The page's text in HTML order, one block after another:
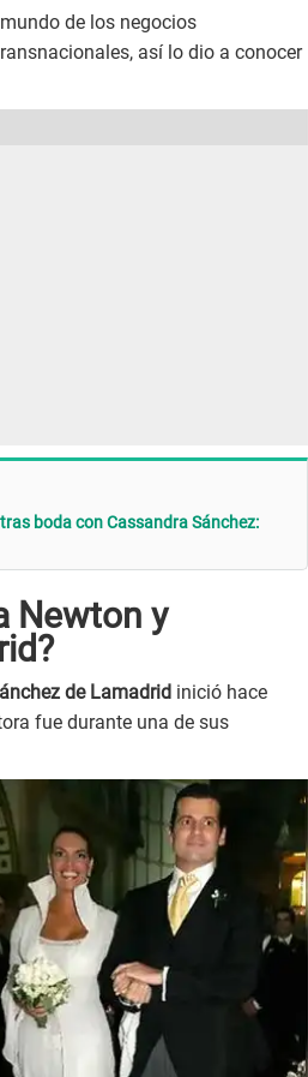
de los negocios
así lo dio a conocer
boda con Cassandra Sánchez:
Newton y
de Lamadrid inició hace
fue durante una de sus